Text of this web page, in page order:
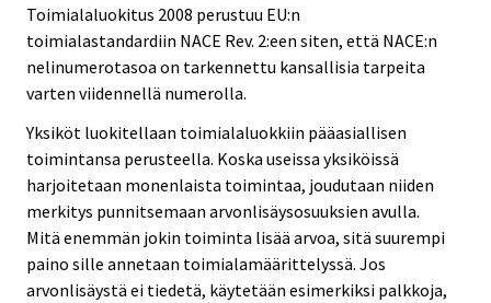
Toimialaluokitus 2008 perustuu EU:n
toimialastandardiin NACE Rev. 2:een siten, että NACE:n
nelinumerotasoa on tarkennettu kansallisia tarpeita
varten viidennellä numerolla.
Yksiköt luokitellaan toimialaluokkiin pääasiallisen
toimintansa perusteella. Koska useissa yksiköissä
harjoitetaan monenlaista toimintaa, joudutaan niiden
merkitys punnitsemaan arvonlisäysosuuksien avulla.
Mitä enemmän jokin toiminta lisää arvoa, sitä suurempi
paino sille annetaan toimialamäärittelyssä. Jos
arvonlisäystä ei tiedetä, käytetään esimerkiksi palkkoja,